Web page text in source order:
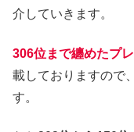
介していきます。
306位まで纏めたプ
載しておりますので
す。